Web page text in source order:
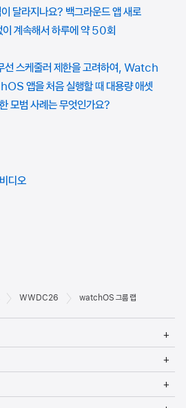
달라지나요? 백그라운드 앱 새로
계속해서 하루에 약 50회
스케줄러 제한을 고려하여, Watch
앱을 처음 실행할 때 대용량 애셋
모범 사례는 무엇인가요?
디오
WWDC26 watchOS 그룹 랩